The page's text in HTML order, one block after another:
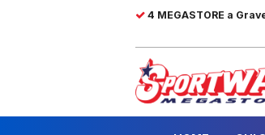
4 MEGASTORE a